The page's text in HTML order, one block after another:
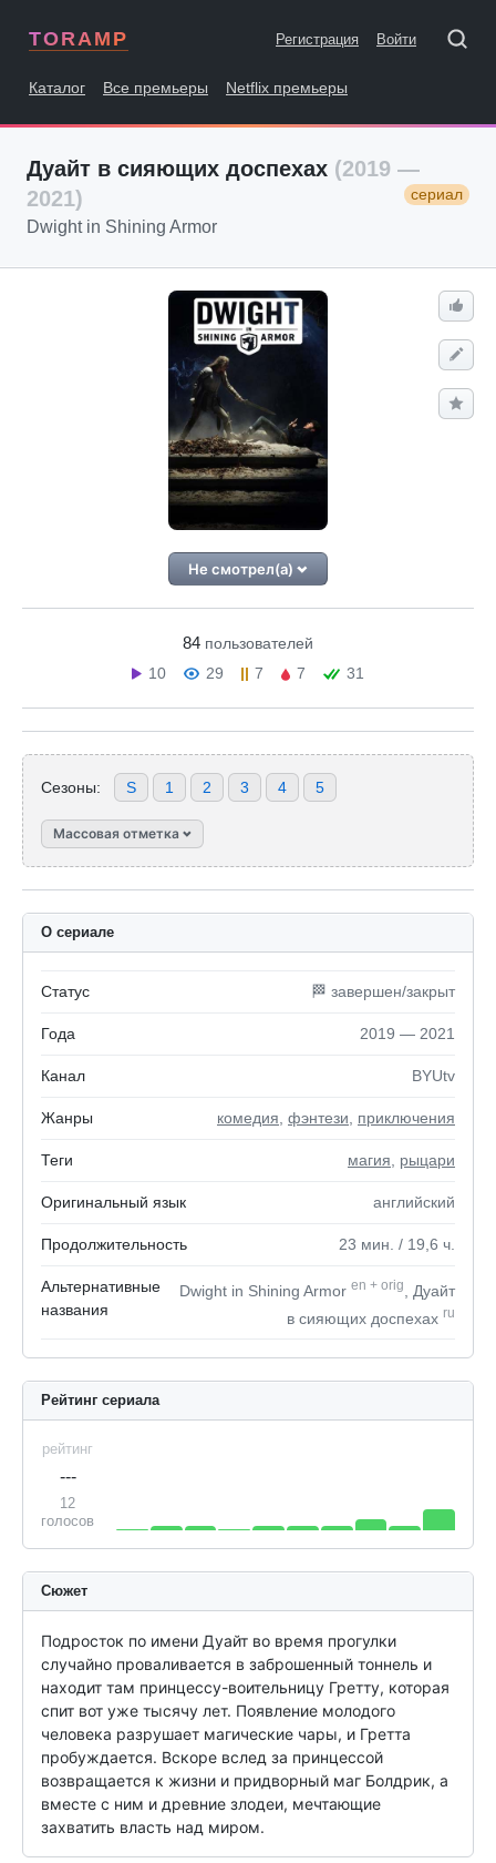
TORAMP Регистрация Войти
Каталог Все премьеры Netflix премьеры
Дуайт в сияющих доспехах (2019 —
2021)
сериал
Dwight in Shining Armor
Не смотрел(а)
84 пользователей
10
29 7 7 31
Сезоны: S 1 2 3 4 5
Массовая отметка
О сериале
Статус 🏁 завершен/закрыт
Года 2019 — 2021
Канал BYUtv
Жанры комедия фэнтези приключения
Теги магия рыцари
Оригинальный язык английский
Продолжительность 23 мин. / 19,6 ч.
Альтернативные
названия
Dwight in Shining Armor en + orig
, Дуайт
в сияющих доспехах ru
Рейтинг сериала
рейтинг
---
12
голосов
Сюжет
Подросток по имени Дуайт во время прогулки
случайно проваливается в заброшенный тоннель и
находит там принцессу-воительницу Гретту, которая
спит вот уже тысячу лет. Появление молодого
человека разрушает магические чары, и Гретта
пробуждается. Вскоре вслед за принцессой
возвращается к жизни и придворный маг Болдрик, а
вместе с ним и древние злодеи, мечтающие
захватить власть над миром.